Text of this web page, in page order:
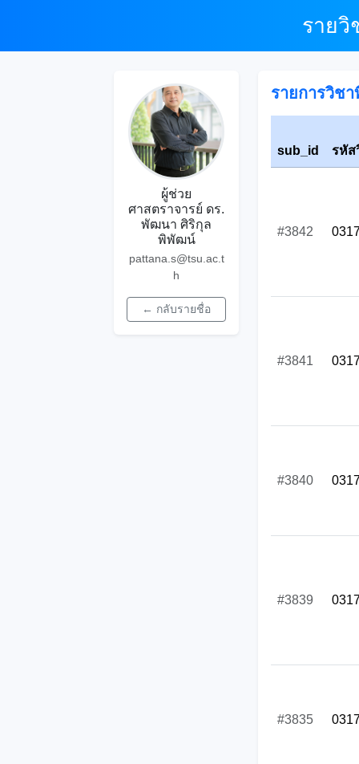
ราย
ผู้ช่วย
ศาสตราจารย์ ดร.
พัฒนา ศิริกุล
พิพัฒน์
pattana.s@tsu.ac.t
h
← กลับรายชื่อ
รายการวิช
sub_id รหัส
#3842
#3841
#3840
#3839
#3835